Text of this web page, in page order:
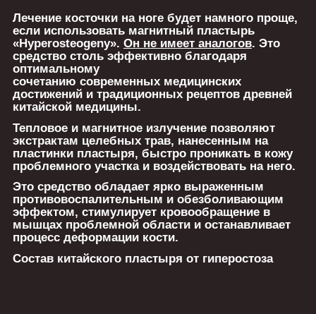
Лечение косточки на ноге будет намного проще,
если использовать магнитный пластырь
«Hyperosteogeny». Он не имеет аналогов. Это
средство столь эффективно благодаря
оптимальному
сочетанию современных медицинских
достижений и традиционных рецептов древней
китайской медицины.
Тепловое и магнитное излучение позволяют
экстрактам целебных трав, нанесенным на
пластинки пластыря, быстро проникать в кожу
проблемного участка и воздействовать на него.
Это средство обладает ярко выраженным
противовоспалительным и обезболивающим
эффектом, стимулирует кровообращение в
мышцах проблемной области и останавливает
процесс деформации кости.
Состав китайского пластыря от гиперостоза